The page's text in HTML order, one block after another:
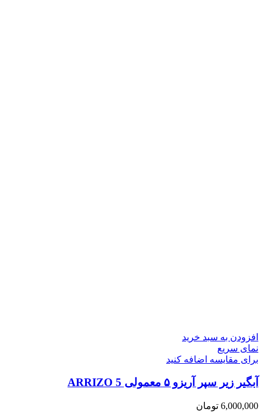
افزودن به سبد خرید
نمای سریع
برای مقایسه اضافه کنید
آبگیر زیر سپر آریزو ۵ معمولی ARRIZO 5
6,000,000 تومان